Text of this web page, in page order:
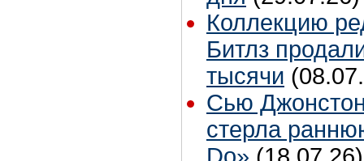
Коллекцию
Битлз
тысячи
Сью
стерла